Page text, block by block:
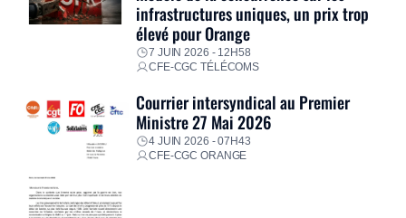
infrastructures uniques, un prix trop
élevé pour Orange
7 JUIN 2026 - 12H58
CFE-CGC TÉLÉCOMS
Courrier intersyndical au Premier
Ministre 27 Mai 2026
4 JUIN 2026 - 07H43
CFE-CGC ORANGE